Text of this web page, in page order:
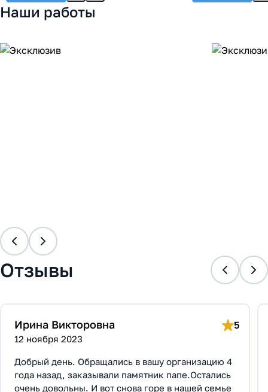
Наши работы
Отзывы
Ирина Викторовна 5
12 ноября 2023
Добрый день. Обращались в вашу организацию 4
года назад, заказывали памятник папе.Остались
очень довольны. И вот снова горе в нашей семье